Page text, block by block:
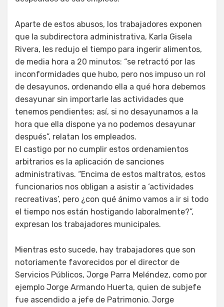
Aparte de estos abusos, los trabajadores exponen
que la subdirectora administrativa, Karla Gisela
Rivera, les redujo el tiempo para ingerir alimentos,
de media hora a 20 minutos: “se retractó por las
inconformidades que hubo, pero nos impuso un rol
de desayunos, ordenando ella a qué hora debemos
desayunar sin importarle las actividades que
tenemos pendientes; así, si no desayunamos a la
hora que ella dispone ya no podemos desayunar
después”, relatan los empleados.
El castigo por no cumplir estos ordenamientos
arbitrarios es la aplicación de sanciones
administrativas. “Encima de estos maltratos, estos
funcionarios nos obligan a asistir a ‘actividades
recreativas’, pero ¿con qué ánimo vamos a ir si todo
el tiempo nos están hostigando laboralmente?”,
expresan los trabajadores municipales.
Mientras esto sucede, hay trabajadores que son
notoriamente favorecidos por el director de
Servicios Públicos, Jorge Parra Meléndez, como por
ejemplo Jorge Armando Huerta, quien de subjefe
fue ascendido a jefe de Patrimonio. Jorge